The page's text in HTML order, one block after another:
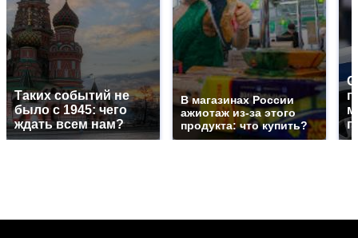
Таких событий не
было с 1945: чего
ждать всем нам?
В магазинах России
ажиотаж из-за этого
продукта: что купить?